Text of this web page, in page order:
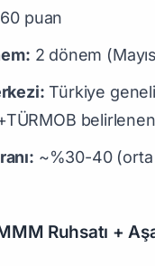
puan
2 dönem
Türkiye
~%30-40
Ruhsatı +